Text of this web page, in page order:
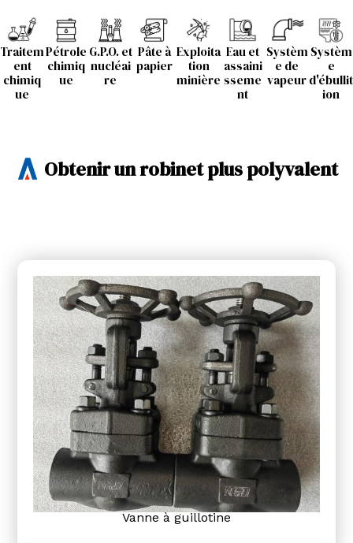
Traitem
ent
chimiq
ue
Pétrole
chimiq
ue
G.P.O. et
nucléai
re
Pâte à
papier
Exploita
tion
minière
Eau et
assaini
sseme
nt
Systèm
e de
vapeur
Systèm
e
d'ébullit
ion
Obtenir un robinet plus polyvalent
Vanne à guillotine